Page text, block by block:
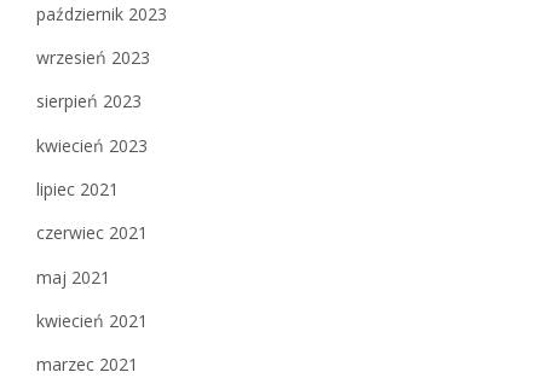
październik 2023
wrzesień 2023
sierpień 2023
kwiecień 2023
lipiec 2021
czerwiec 2021
maj 2021
kwiecień 2021
marzec 2021